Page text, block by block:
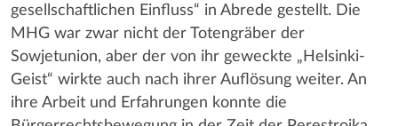
gesellschaftlichen Einfluss“ in Abrede gestellt. Die
MHG war zwar nicht der Totengräber der
Sowjetunion, aber der von ihr geweckte „Helsinki-
Geist“ wirkte auch nach ihrer Auflösung weiter. An
ihre Arbeit und Erfahrungen konnte die